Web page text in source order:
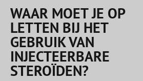
WAAR MOET JE OP
LETTEN BIJ HET
GEBRUIK VAN
INJECTEERBARE
STEROÏDEN?